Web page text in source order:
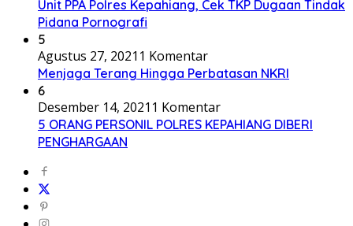
Unit PPA Polres Kepahiang, Cek TKP Dugaan Tindak
Pidana Pornografi
5
Agustus 27, 2021 1 Komentar
Menjaga Terang Hingga Perbatasan NKRI
6
Desember 14, 2021 1 Komentar
5 ORANG PERSONIL POLRES KEPAHIANG DIBERI
PENGHARGAAN